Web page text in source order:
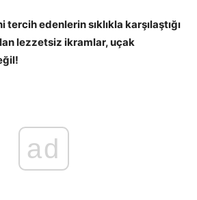
edenlerin sıklıkla karşılaştığı
lezzetsiz ikramlar, uçak
ad